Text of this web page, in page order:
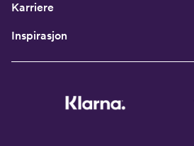
Karriere
Inspirasjon